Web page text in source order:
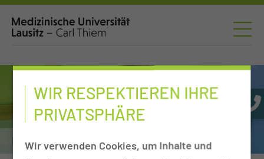
Nuklearmedizin
WIR RESPEKTIEREN IHRE
PRIVATSPHÄRE
Wir verwenden Cookies, um Inhalte und